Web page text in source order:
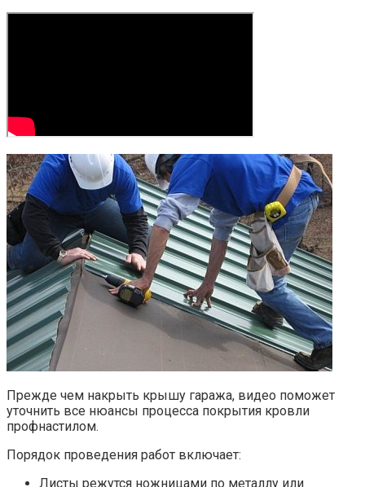
Прежде чем накрыть крышу гаража, видео поможет
уточнить все нюансы процесса покрытия кровли
профнастилом.
Порядок проведения работ включает:
Листы режутся ножницами по металлу или